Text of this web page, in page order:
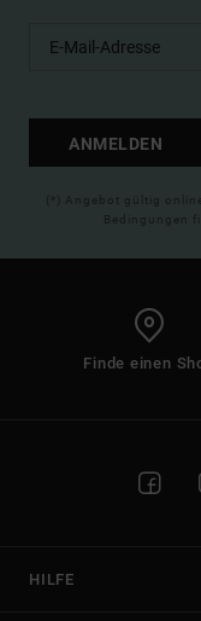
ANMELDEN
(*) Angebot gültig
Bedingungen
Finde einen
HILFE